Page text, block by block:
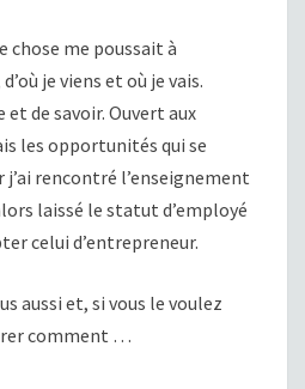
chose me poussait à
je viens et où je vais.
et de savoir. Ouvert aux
les opportunités qui se
rencontré l’enseignement
laissé le statut d’employé
celui d’entrepreneur.
aussi et, si vous le voulez
comment …